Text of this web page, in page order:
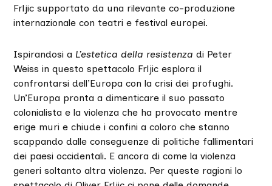
Frljic supportato da una rilevante co-produzione
internazionale con teatri e festival europei.
Ispirandosi a L’estetica della resistenzadi Peter
Weiss in questo spettacolo Frljic esplora il
confrontarsi dell’Europa con la crisi dei profughi.
Un’Europa pronta a dimenticare il suo passato
colonialista e la violenza che ha provocato mentre
erige muri e chiude i confini a coloro che stanno
scappando dalle conseguenze di politiche fallimentari
dei paesi occidentali. E ancora di come la violenza
generi soltanto altra violenza. Per queste ragioni lo